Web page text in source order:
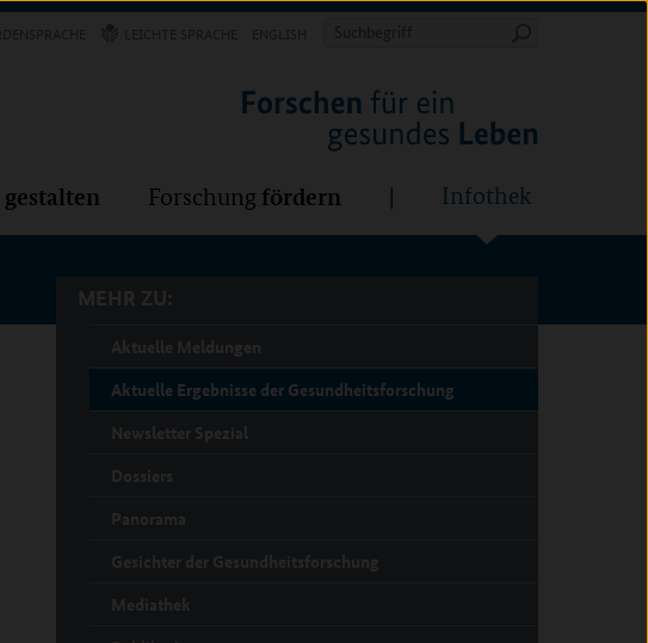
Suchbegriff
gestalten Forschung fördern Infothek
Aktuelle Ergebnisse der Gesundheitsforschung
Forschung Forschung fördern Infothek